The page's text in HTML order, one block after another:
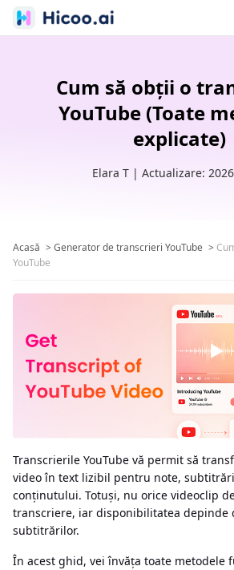
Cum să obții o
YouTube (Toate
explicate)
Elara T | Actualizare:
Acasă > Generator de transcrieri YouTube >
YouTube
Transcrierile YouTube vă permit să
video în text lizibil pentru note,
conținutului. Totuși, nu orice videoclip
transcriere, iar disponibilitatea depinde
subtitrărilor.
În acest ghid, vei învăța toate metodele